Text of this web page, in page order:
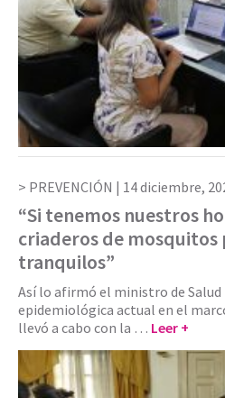
PREVENCIÓN | 14 diciembre,
“Si tenemos nuestros
criaderos de mosquitos
tranquilos”
Así lo afirmó el ministro de
epidemiológica actual en el
llevó a cabo con la … Leer +